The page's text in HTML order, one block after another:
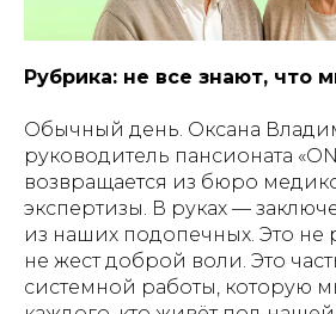
Рубрика: не все знают, что
Обычный день. Оксана
руководитель пансионата
возвращается из бюро
экспертизы. В руках —
из наших подопечных. Это не
не жест доброй воли. Это
системной работы, которую